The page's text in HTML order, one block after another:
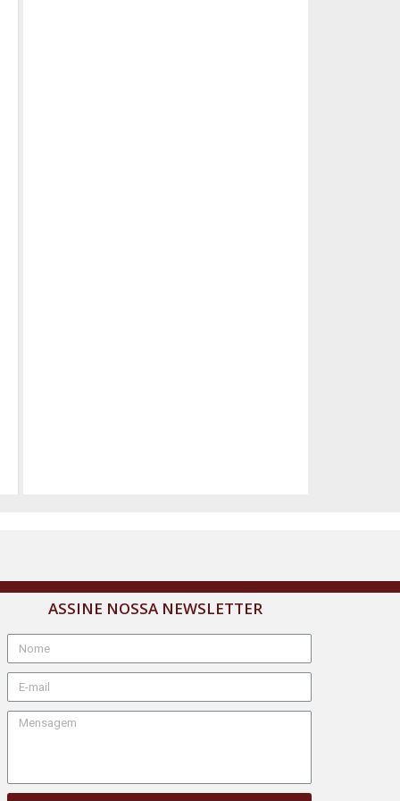
ASSINE NOSSA NEWSLETTER